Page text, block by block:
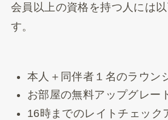
会員以上の資格を持つ人には
す。
本人＋同伴者１名のラウン
お部屋の無料アップグレー
16時までのレイトチェック